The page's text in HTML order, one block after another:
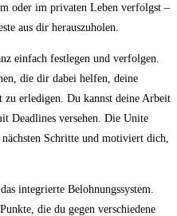
oder im ⁢privaten Leben verfolgst –
aus dir herauszuholen.
einfach festlegen und verfolgen.
die dir dabei helfen, deine
erledigen. Du kannst deine Arbeit
Deadlines versehen. Die Unite​
Schritte und motiviert dich,
integrierte Belohnungssystem.
die du gegen⁢ verschiedene